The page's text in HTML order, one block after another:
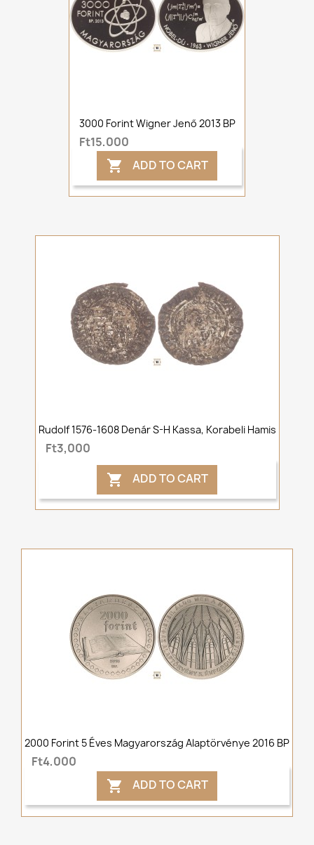
3000 Forint Wigner Jenő 2013 BP
Ft15,000
 ADD TO CART
Rudolf 1576-1608 Denár S-H Kassa, Korabeli Hamis
Ft3,000
 ADD TO CART
2000 Forint 5 Éves Magyarország Alaptörvénye 2016 BP
Ft4,000
 ADD TO CART